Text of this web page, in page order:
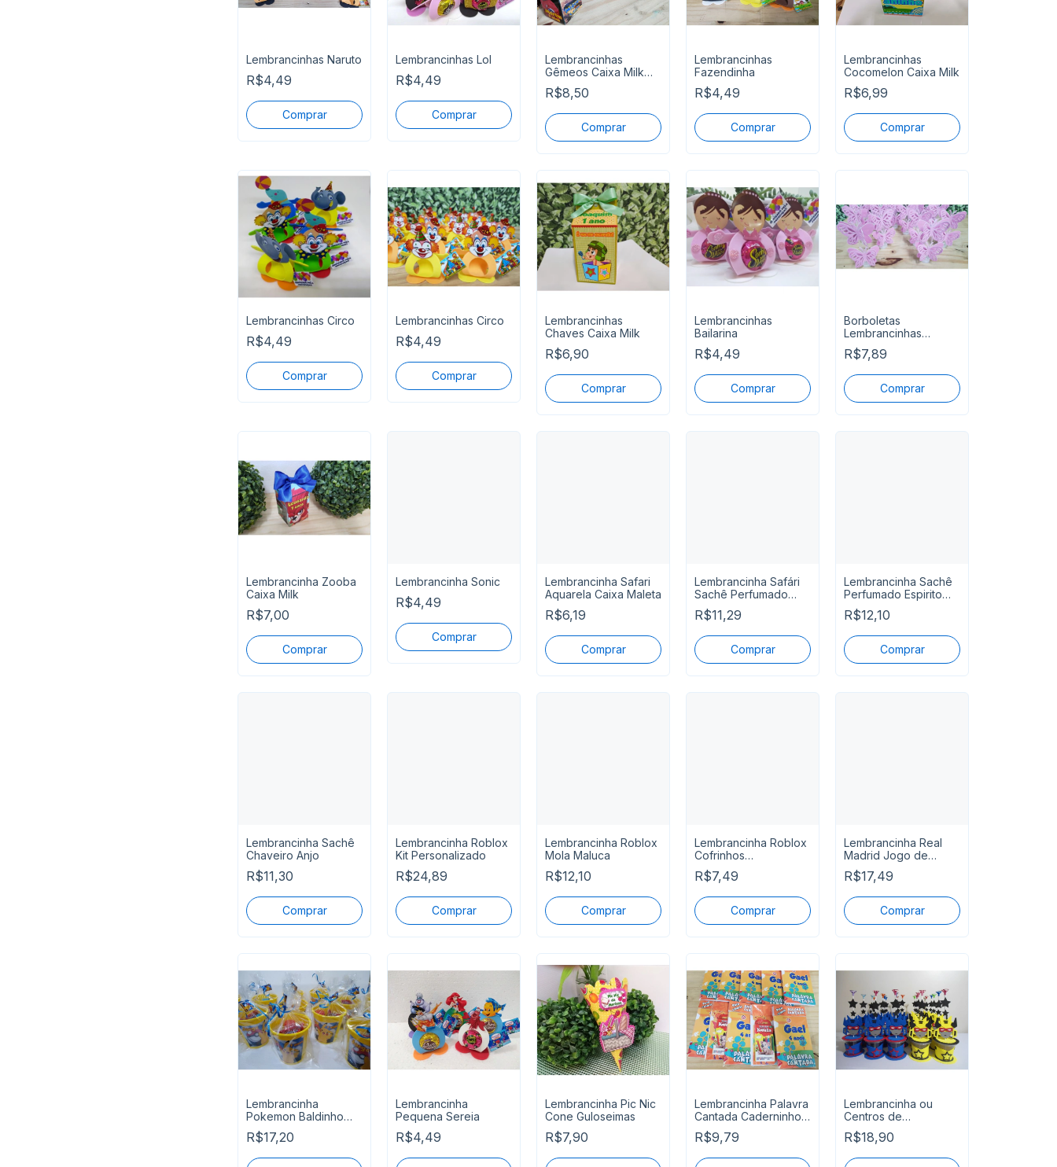
Lembrancinhas Naruto
R$4,49
Lembrancinhas Lol
R$4,49
Lembrancinhas
Gêmeos Caixa Milk
Personalizadas
R$8,50
Lembrancinhas
Fazendinha
R$4,49
Lembrancinhas
Cocomelon Caixa Milk
R$6,99
Lembrancinhas Circo
R$4,49
Lembrancinhas Circo
R$4,49
Lembrancinhas
Chaves Caixa Milk
R$6,90
Lembrancinhas
Bailarina
R$4,49
Borboletas
Lembrancinhas
Tubetes com Apliques
R$7,89
Lembrancinha Zooba
Caixa Milk
R$7,00
Lembrancinha Sonic
R$4,49
Lembrancinha Safari
Aquarela Caixa Maleta
R$6,19
Lembrancinha Safári
Sachê Perfumado
Verde Musgo
R$11,29
Lembrancinha Sachê
Perfumado Espirito
Santo
R$12,10
Lembrancinha Sachê
Chaveiro Anjo
R$11,30
Lembrancinha Roblox
Kit Personalizado
R$24,89
Lembrancinha Roblox
Mola Maluca
R$12,10
Lembrancinha Roblox
Cofrinhos
Personalizados
R$7,49
Lembrancinha Real
Madrid Jogo de
Botão Personalizado
R$17,49
Lembrancinha
Pokemon Baldinho
Recheado
R$17,20
Lembrancinha
Pequena Sereia
R$4,49
Lembrancinha Pic Nic
Cone Guloseimas
R$7,90
Lembrancinha Palavra
Cantada Caderninho
para Colorir
R$9,79
Lembrancinha ou
Centros de
Mesatransformers
R$18,90